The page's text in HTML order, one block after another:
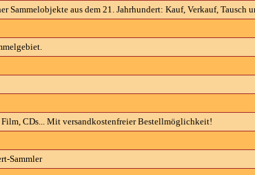
Sammelobjekte aus dem 21. Jahrhundert: Kauf, Verkauf, Tausch
CDs... Mit versandkostenfreier Bestellmöglichkeit!
Sammler